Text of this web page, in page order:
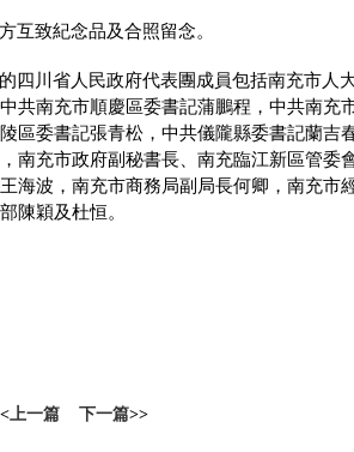
互致紀念品及合照留念。
四川省人民政府代表團成員包括南充市人
共南充市順慶區委書記蒲鵬程，中共南充
區委書記張青松，中共儀隴縣委書記蘭吉
南充市政府副秘書長、南充臨江新區管委
海波，南充市商務局副局長何卿，南充市
陳穎及杜恒。
上一篇 下一篇>>